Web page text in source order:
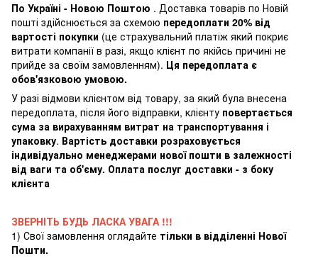
По Україні - Новою Поштою . Доставка товарів по Новій
пошті здійснюється за схемою передоплати 20% від
вартості покупки (це страхувальний платіж який покриє
витрати компанії в разі, якщо клієнт по якійсь причині не
прийде за своїм замовленням). Ця передоплата є
обов'язковою умовою.
У разі відмови клієнтом від товару, за який була внесена
передоплата, після його відправки, клієнту повертається
сума за вирахуванням витрат на транспортування і
упаковку. Вартість доставки розраховується
індивідуально менеджерами нової пошти в залежності
від ваги та об'єму. Оплата послуг доставки - з боку
клієнта
ЗВЕРНІТЬ БУДЬ ЛАСКА УВАГА !!!
1) Свої замовлення оглядайте тільки в відділенні Нової
Пошти.